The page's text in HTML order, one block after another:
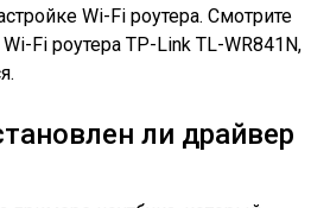
Wi-Fi роутера. Смотрите
Fi роутера TP-Link TL-WR841N,
ли драйвер